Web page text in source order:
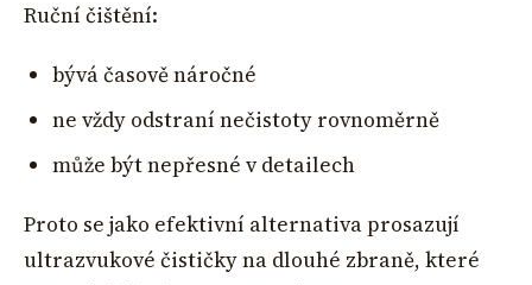
Ruční čištění:
bývá časově náročné
ne vždy odstraní nečistoty rovnoměrně
může být nepřesné v detailech
Proto se jako efektivní alternativa prosazují
ultrazvukové čističky na dlouhé zbraně, které